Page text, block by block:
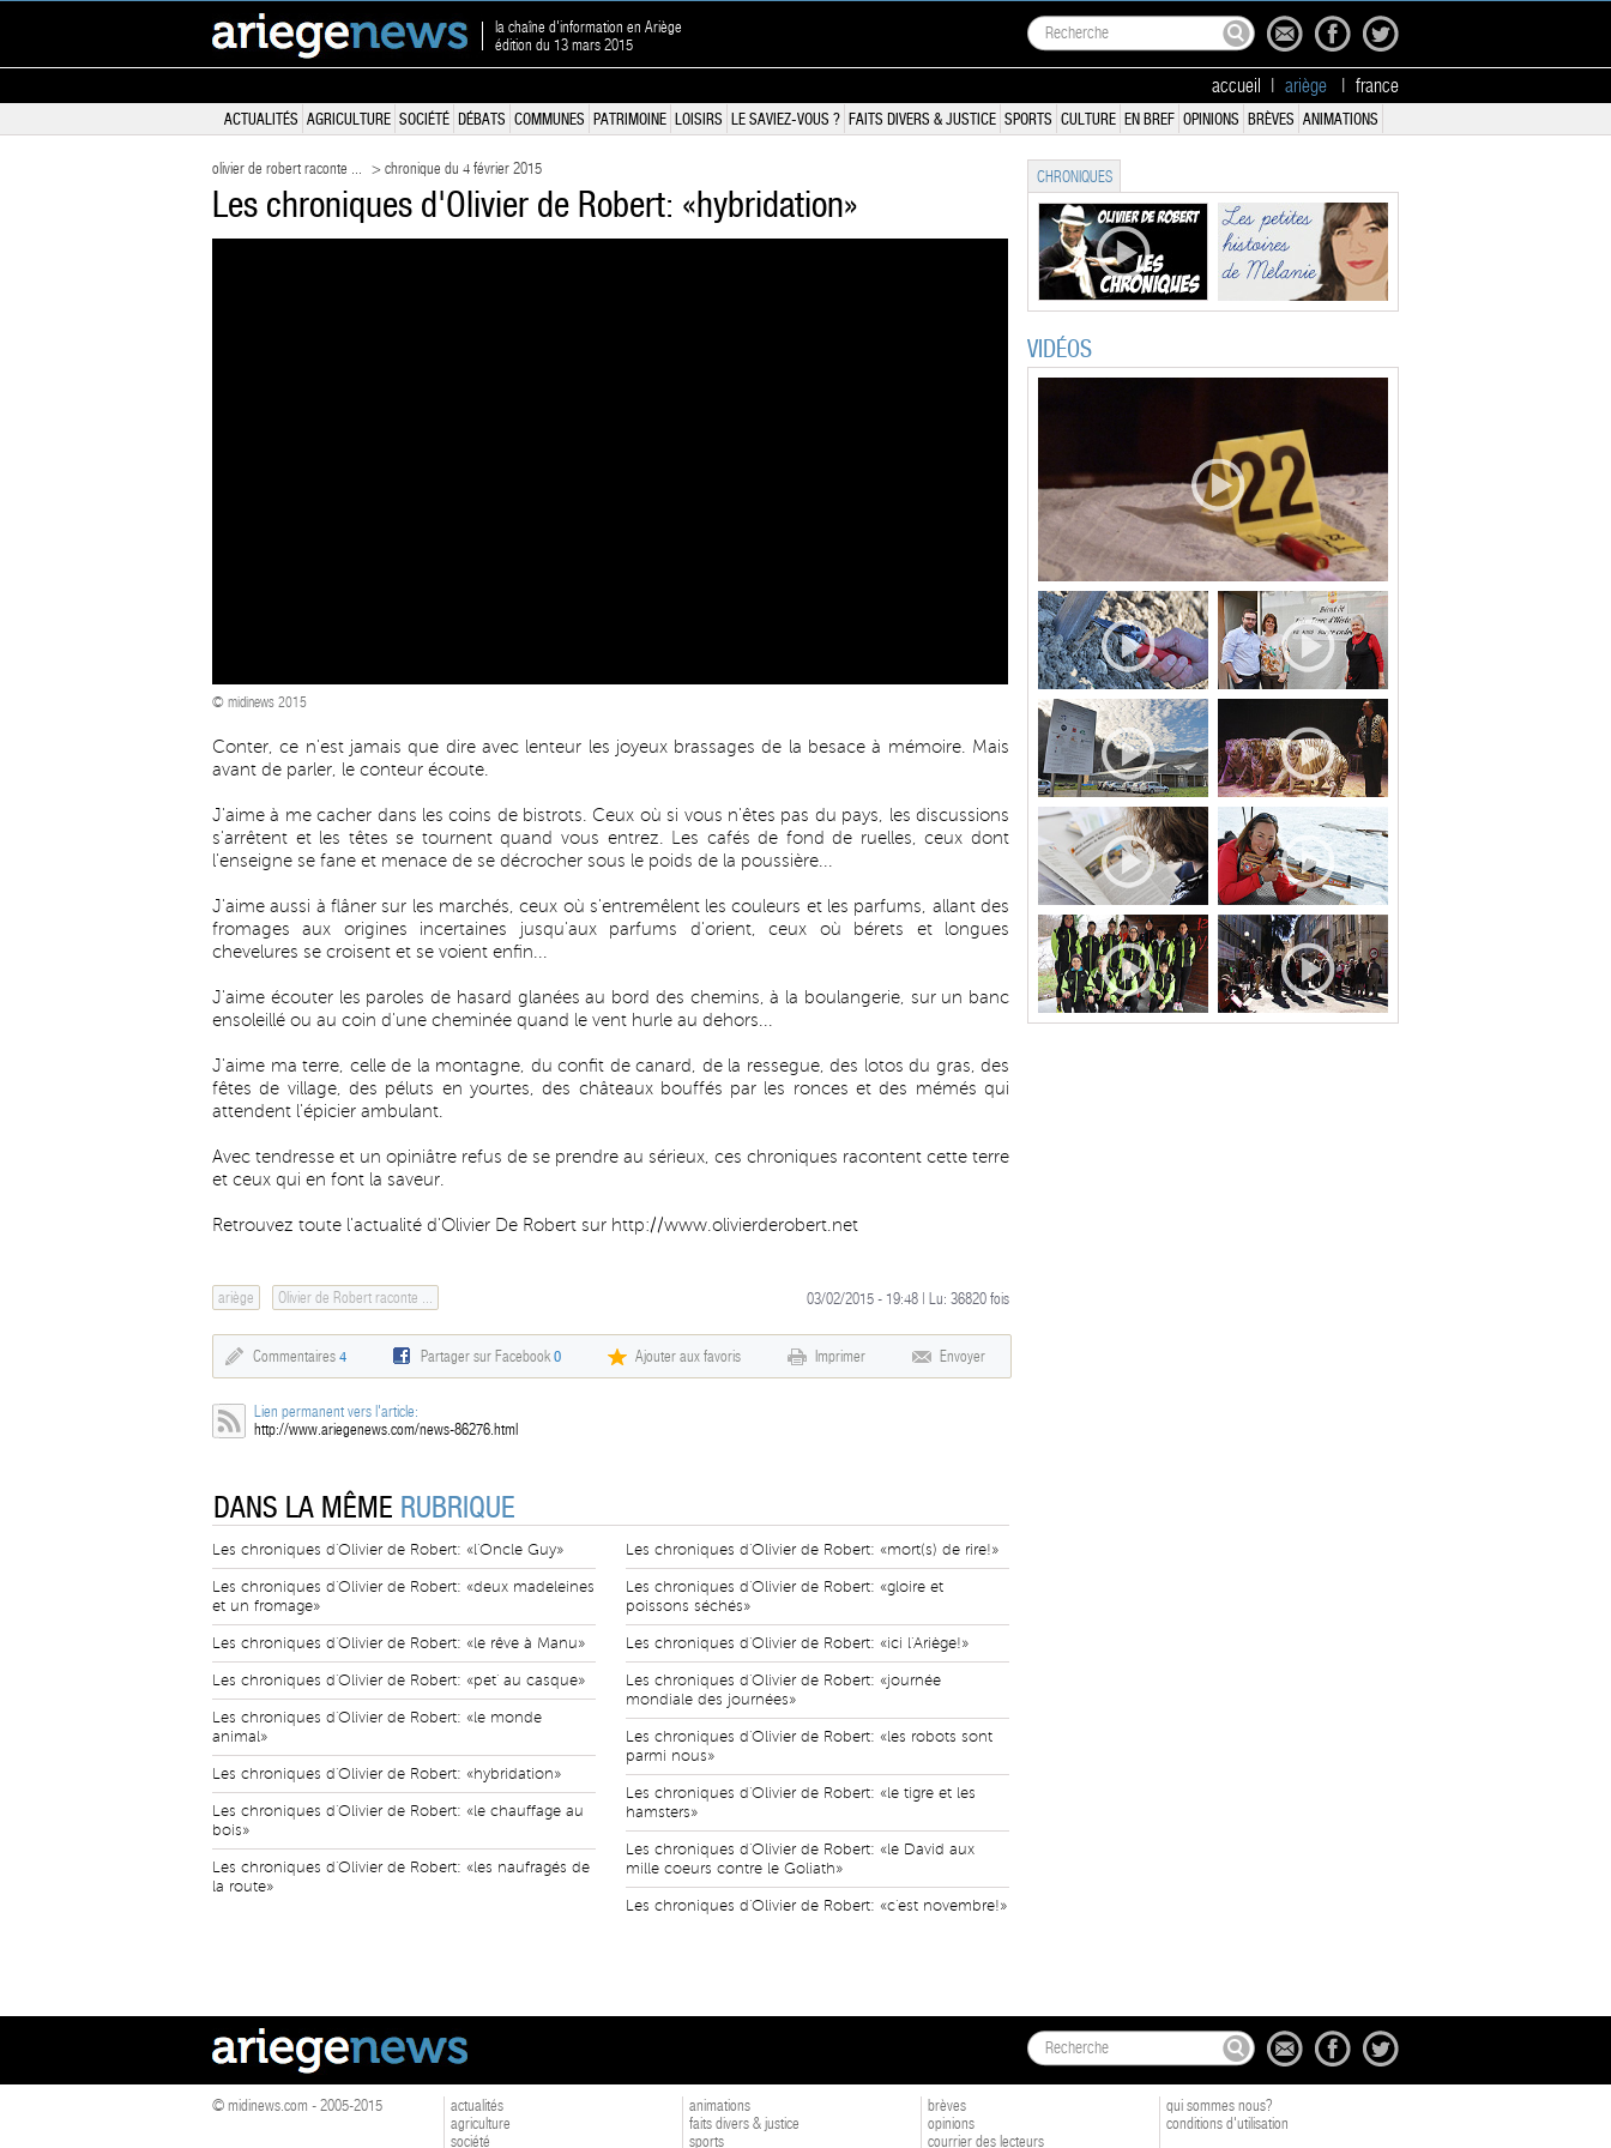
la chaîne d'information en Ariège
édition du 13 mars 2015
accueil ariège france
ACTUALITÉS AGRICULTURE SOCIÉTÉ DÉBATS COMMUNES PATRIMOINE LOISIRS LE SAVIEZ-VOUS ? FAITS DIVERS & JUSTICE SPORTS CULTURE EN BREF OPINIONS BRÈVES ANIMATIONS
olivier de robert raconte ... > chronique du 4 février 2015
Les chroniques d'Olivier de Robert: «hybridation»
© midinews 2015
Conter, ce n'est jamais que dire avec lenteur les joyeux brassages de la besace à mémoire. Mais
avant de parler, le conteur écoute.
J'aime à me cacher dans les coins de bistrots. Ceux où si vous n'êtes pas du pays, les discussions
s'arrêtent et les têtes se tournent quand vous entrez. Les cafés de fond de ruelles, ceux dont
l'enseigne se fane et menace de se décrocher sous le poids de la poussière...
J'aime aussi à flâner sur les marchés, ceux où s'entremêlent les couleurs et les parfums, allant des
fromages aux origines incertaines jusqu'aux parfums d'orient, ceux où bérets et longues
chevelures se croisent et se voient enfin...
J'aime écouter les paroles de hasard glanées au bord des chemins, à la boulangerie, sur un banc
ensoleillé ou au coin d'une cheminée quand le vent hurle au dehors...
J'aime ma terre, celle de la montagne, du confit de canard, de la ressegue, des lotos du gras, des
fêtes de village, des péluts en yourtes, des châteaux bouffés par les ronces et des mémés qui
attendent l'épicier ambulant.
Avec tendresse et un opiniâtre refus de se prendre au sérieux, ces chroniques racontent cette terre
et ceux qui en font la saveur.
Retrouvez toute l'actualité d'Olivier De Robert sur http://www.olivierderobert.net
ariège Olivier de Robert raconte ... 03/02/2015 - 19:48 | Lu: 36820 fois
Commentaires 4 Partager sur Facebook0 Ajouter aux favoris Imprimer Envoyer
Lien permanent vers l'article:
http://www.ariegenews.com/news-86276.html
DANS LA MÊME RUBRIQUE
Les chroniques d'Olivier de Robert: «l'Oncle Guy»
Les chroniques d'Olivier de Robert: «deux madeleines
et un fromage»
Les chroniques d'Olivier de Robert: «le rêve à Manu»
Les chroniques d'Olivier de Robert: «pet' au casque»
Les chroniques d'Olivier de Robert: «le monde
animal»
Les chroniques d'Olivier de Robert: «hybridation»
Les chroniques d'Olivier de Robert: «le chauffage au
bois»
Les chroniques d'Olivier de Robert: «les naufragés de
la route»
Les chroniques d'Olivier de Robert: «mort(s) de rire!»
Les chroniques d'Olivier de Robert: «gloire et
poissons séchés»
Les chroniques d'Olivier de Robert: «ici l'Ariège!»
Les chroniques d'Olivier de Robert: «journée
mondiale des journées»
Les chroniques d'Olivier de Robert: «les robots sont
parmi nous»
Les chroniques d'Olivier de Robert: «le tigre et les
hamsters»
Les chroniques d'Olivier de Robert: «le David aux
mille coeurs contre le Goliath»
Les chroniques d'Olivier de Robert: «c'est novembre!»
CHRONIQUES
VIDÉOS
© midinews.com - 2005-2015
actualités
agriculture
société
animations
faits divers & justice
sports
brèves
opinions
courrier des lecteurs
qui sommes nous?
conditions d'utilisation